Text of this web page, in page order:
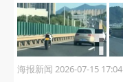
海报新闻 2026-07-15 17:04